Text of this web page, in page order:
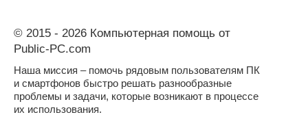
© 2015 - 2026 Компьютерная помощь от
Public-PC.com
Наша миссия – помочь рядовым пользователям ПК
и смартфонов быстро решать разнообразные
проблемы и задачи, которые возникают в процессе
их использования.